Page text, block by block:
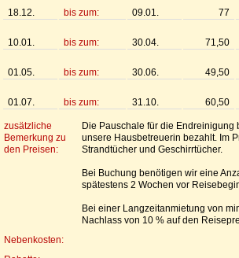
18.12. bis zum: 09.01. 77
10.01. bis zum: 30.04. 71,50
01.05. bis zum: 30.06. 49,50
01.07. bis zum: 31.10. 60,50
zusätzliche
Bemerkung zu
den Preisen:
Die Pauschale für die Endreinigung
unsere Hausbetreuerin bezahlt. Im
Strandtücher und Geschirrtücher.
Bei Buchung benötigen wir eine
spätestens 2 Wochen vor
Bei einer Langzeitanmietung von
Nachlass von 10 % auf den
Nebenkosten: